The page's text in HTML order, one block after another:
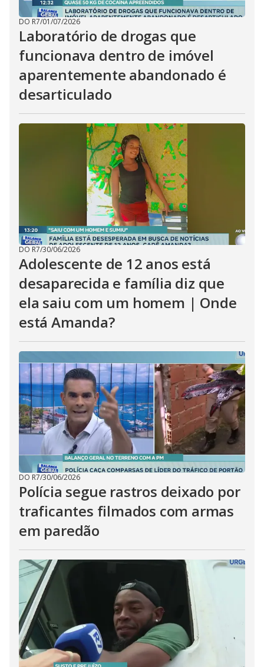
DO R7/01/07/2026
Laboratório de drogas que
funcionava dentro de imóvel
aparentemente abandonado é
desarticulado
DO R7/30/06/2026
Adolescente de 12 anos está
desaparecida e família diz que
ela saiu com um homem | Onde
está Amanda?
DO R7/30/06/2026
Polícia segue rastros deixado por
traficantes filmados com armas
em paredão